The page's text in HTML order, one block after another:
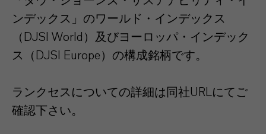
ンデックス」のワールド・インデックス
（DJSI World）及びヨーロッパ・インデック
ス（DJSI Europe）の構成銘柄です。
ランクセスについての詳細は同社URLにてご
確認下さい。